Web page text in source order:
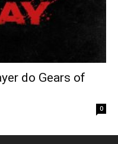
do Gears of
0